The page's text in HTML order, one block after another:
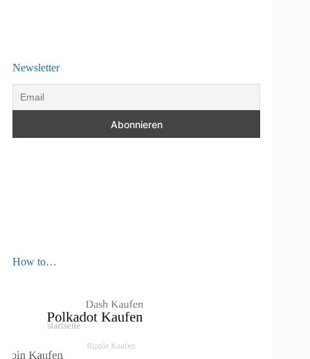
Newsletter
How to…